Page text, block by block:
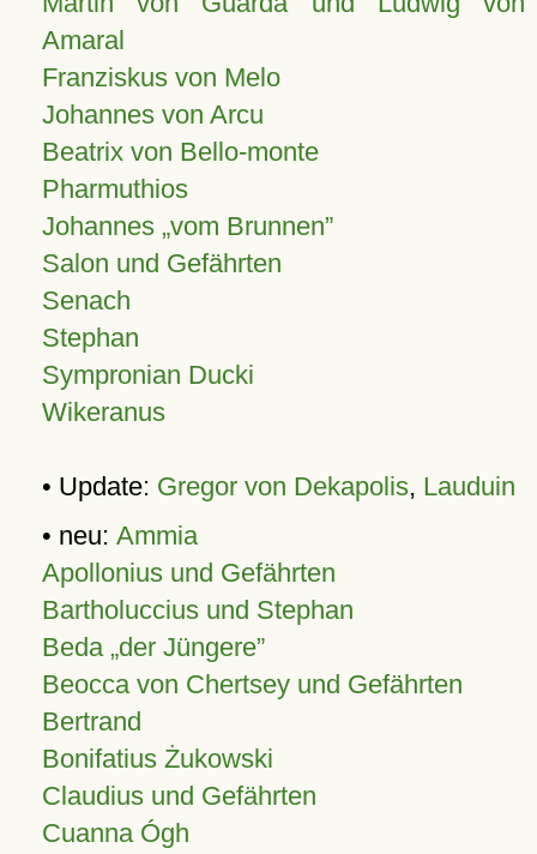
Amaral
Franziskus von Melo
Johannes von Arcu
Beatrix von Bello-monte
Pharmuthios
Johannes vom Brunnen
Salon und Gefährten
Senach
Stephan
Sympronian Ducki
Wikeranus
• Update: Gregor von Dekapolis, Lauduin
• neu: Ammia
Apollonius und Gefährten
Bartholuccius und Stephan
Beda „der Jüngere”
Beocca von Chertsey und Gefährten
Bertrand
Bonifatius Żukowski
Claudius und Gefährten
Cuanna Ógh